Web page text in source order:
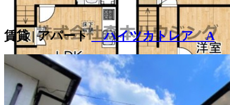
賃貸 | アパートハイツカトレア A